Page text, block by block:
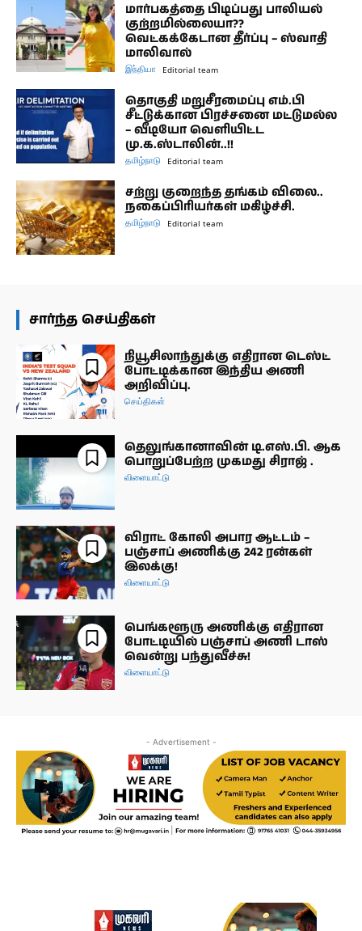
மார்பகத்தை பிடிப்பது பாலியல்
குற்றமில்லையா??
வெட்கக்கேடான தீர்ப்பு – ஸ்வாதி
மாலிவால்
இந்தியா Editorial team
தொகுதி மறுசீரமைப்பு எம்.பி
சீட்டுக்கான பிரச்சனை மட்டுமல்ல
– வீடியோ வெளியிட்ட
மு.க.ஸ்டாலின்..!!
தமிழ்நாடு Editorial team
சற்று குறைந்த தங்கம் விலை..
நகைப்பிரியர்கள் மகிழ்ச்சி.
தமிழ்நாடு Editorial team
சார்ந்த செய்திகள்
நியூசிலாந்துக்கு எதிரான டெஸ்ட்
போட்டிக்கான இந்திய அணி
அறிவிப்பு.
செய்திகள்
தெலுங்கானாவின் டி.எஸ்.பி. ஆக
பொறுப்பேற்ற முகமது சிராஜ் .
விளையாட்டு
விராட் கோலி அபார ஆட்டம் –
பஞ்சாப் அணிக்கு 242 ரன்கள்
இலக்கு!
விளையாட்டு
பெங்களூரு அணிக்கு எதிரான
போட்டியில் பஞ்சாப் அணி டாஸ்
வென்று பந்துவீச்சு!
விளையாட்டு
- Advertisement -